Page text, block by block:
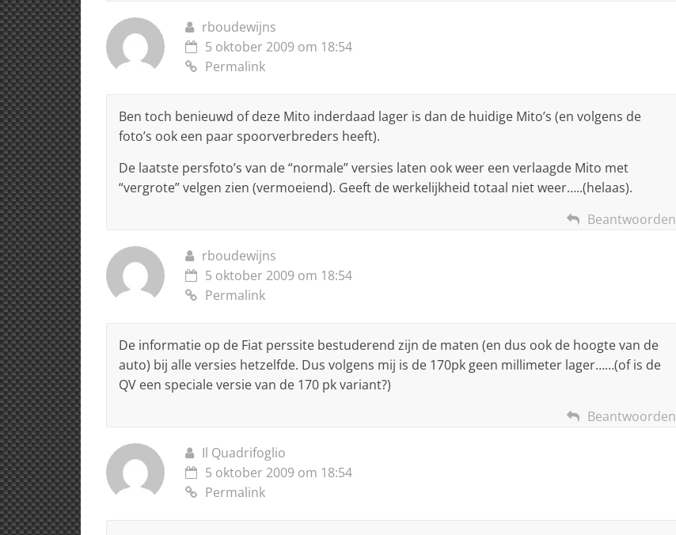
rboudewijns
5 oktober 2009 om 18:54
Permalink
Ben toch benieuwd of deze Mito inderdaad lager is dan de huidige Mito’s (en volgens de
foto’s ook een paar spoorverbreders heeft).
De laatste persfoto’s van de “normale” versies laten ook weer een verlaagde Mito met
“vergrote” velgen zien (vermoeiend). Geeft de werkelijkheid totaal niet weer…..(helaas).
Beantwoorden
rboudewijns
5 oktober 2009 om 18:54
Permalink
De informatie op de Fiat perssite bestuderend zijn de maten (en dus ook de hoogte van de
auto) bij alle versies hetzelfde. Dus volgens mij is de 170pk geen millimeter lager……(of is de
QV een speciale versie van de 170 pk variant?)
Beantwoorden
Il Quadrifoglio
5 oktober 2009 om 18:54
Permalink